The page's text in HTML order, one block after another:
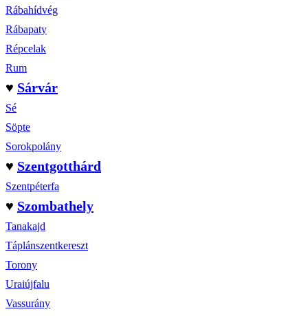
Rábahídvég
Rábapaty
Répcelak
Rum
♥ Sárvár
Sé
Söpte
Sorokpolány
♥ Szentgotthárd
Szentpéterfa
♥ Szombathely
Tanakajd
Táplánszentkereszt
Torony
Uraiújfalu
Vassurány